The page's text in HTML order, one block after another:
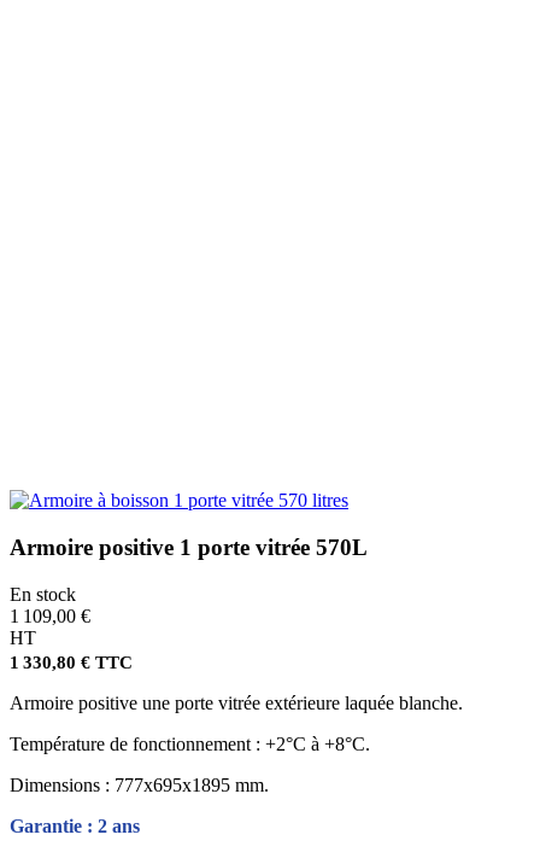
Armoire positive 1 porte vitrée 570L
En stock
1 109,00 €
HT
1 330,80 € TTC
Armoire positive une porte vitrée extérieure laquée blanche.
Température de fonctionnement : +2°C à +8°C.
Dimensions : 777x695x1895 mm.
Garantie : 2 ans